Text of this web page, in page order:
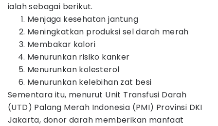
ialah sebagai berikut.
Menjaga kesehatan jantung
Meningkatkan produksi sel darah merah
Membakar kalori
Menurunkan risiko kanker
Menurunkan kolesterol
Menurunkan kelebihan zat besi
Sementara itu, menurut Unit Transfusi Darah
(UTD) Palang Merah Indonesia (PMI) Provinsi DKI
Jakarta, donor darah memberikan manfaat